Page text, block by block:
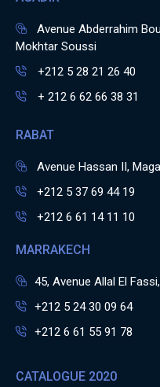
Avenue Abderrahim
Mokhtar Soussi
+212 5 28 21 26 40
+ 212 6 62 66 38 31
RABAT
Avenue Hassan II,
+212 5 37 69 44 19
+212 6 61 14 11 10
MARRAKECH
45, Avenue Allal El
+212 5 24 30 09 64
+212 6 61 55 91 78
CATALOGUE 2020